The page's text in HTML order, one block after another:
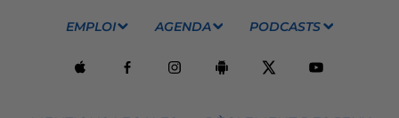
EMPLOI AGENDA PODCASTS